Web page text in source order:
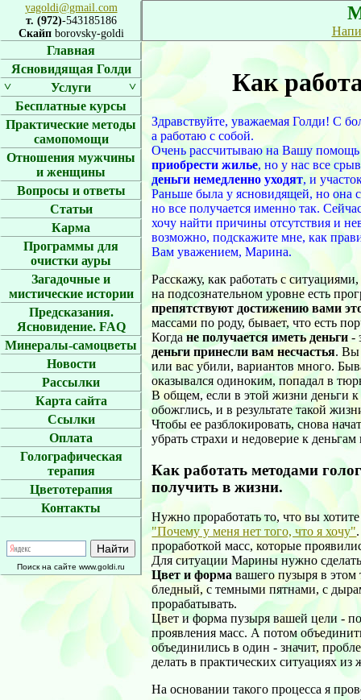
yagoldi@gmail.com
т. (972)-543185186
Скайп borovsky-goldi
Главная
Ясновидящая Голди
˅
˅
Услуги
Бесплатные курсы
Практические методы
самопомощи
Отношения мужчины
и женщины
Вопросы и ответы
Статьи
Карма
Программы для
очистки ауры
Загадочные и
мистические истории
Предсказания.
Ясновидение. FAQ
Минералы-самоцветы
Новости
Рассылки
Карта сайта
Ссылки
Оплата
Голографическая
терапия
Цветотерапия
Контакты
Поиск на сайте www.goldi.ru
Как
Здравствуйте, уважаемая Голди! С
а работаю с собой.
Очень рассчитываю на Вашу
приобрести жилье, но у нас все
деньги немедленно уходят, и
Раньше была у ясновидящей, но она
но все получается именно так.
хочу найти причины отсутствия и
возможно, подскажите мне, как
Вам уважением, Марина.
Расскажу, как работать с
на подсознательном уровне есть
препятствуют достижению вами
массами по роду, бывает, что есть
Когдане получается иметь деньги -
деньги принесли вам несчастья. Вы
или вас убили, вариантов много.
оказывался одиноким, попадал в
В общем, если в этой жизни деньги
обожглись, и в результате такой
Чтобы ее разблокировать, снова
убрать страхи и недоверие к
Как работать методами
получить в жизни.
Нужно проработать то, что вы
"Почему у меня нет того, что я хочу"
проработкой масс, которые
Для ситуации Марины нужно
Цвет и форма вашего пузыря в
бледный, с темными пятнами, с
прорабатывать.
Цвет и форма пузыря вашей цели -
проявления масс. А потом
объединились в один - значит,
делать в практических ситуациях
На основании такого процесса я